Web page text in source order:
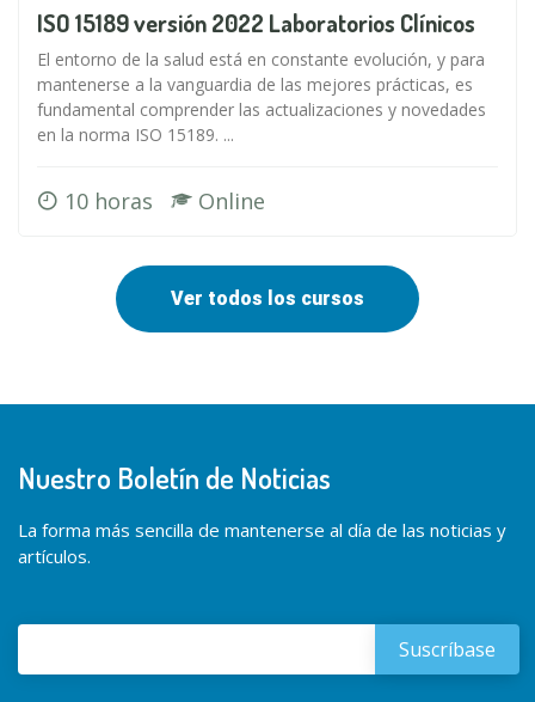
ISO 15189 versión 2022 Laboratorios Clínicos
El entorno de la salud está en constante evolución, y para
mantenerse a la vanguardia de las mejores prácticas, es
fundamental comprender las actualizaciones y novedades
en la norma ISO 15189. ...
10 horas Online
Ver todos los cursos
Nuestro Boletín de Noticias
La forma más sencilla de mantenerse al día de las noticias y
artículos.